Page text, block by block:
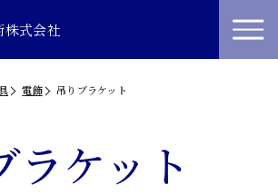
株式会社
電飾 吊りブラケット
ラケット